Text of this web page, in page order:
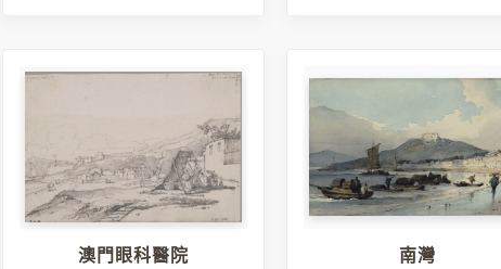
澳門眼科醫院 南灣